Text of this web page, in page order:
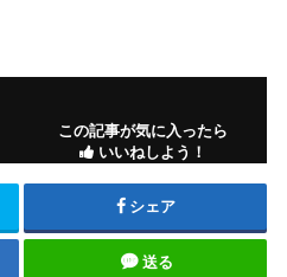
この記事が気に入ったら
いいねしよう！
シェア
送る